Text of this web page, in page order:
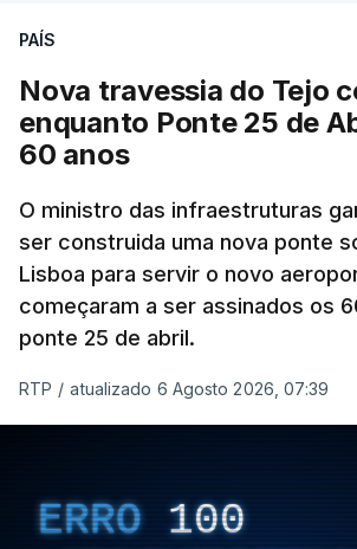
PAÍS
Nova travessia do Tejo
enquanto Ponte 25 de
60 anos
O ministro das infraestruturas
ser construida uma nova ponte
Lisboa para servir o novo
começaram a ser assinados os
ponte 25 de abril.
RTP / atualizado 6 Agosto 2026, 07:39
ERRO 100